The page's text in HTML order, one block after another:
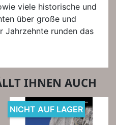
viele historische und
über große und
Jahrzehnte runden das
IHNEN AUCH
NICHT AUF LAGER